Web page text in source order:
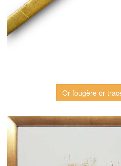
Or fougère or